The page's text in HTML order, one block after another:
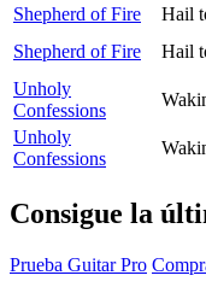
Shepherd of Fire
Hail
Shepherd of Fire
Hail
Unholy
Confessions
Unholy
Confessions
Consigue la
Prueba Guitar Pro